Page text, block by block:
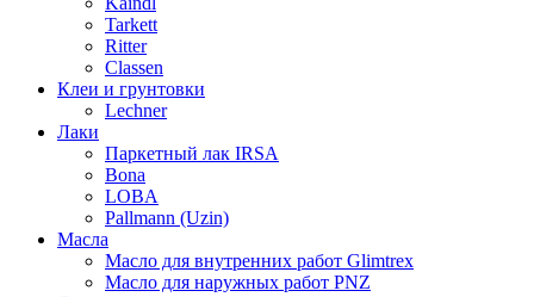
Tarkett
Ritter
Classen
Клеи и грунтовки
Lechner
Лаки
Паркетный лак IRSA
Bona
LOBA
Pallmann (Uzin)
Масла
Масло для внутренних работ Glimtrex
Масло для наружных работ PNZ